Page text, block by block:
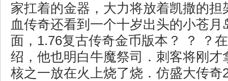
家扛着的金器，大力将放着凯撒的担
血传奇还看到一个十岁出头的小苍月
面，1.76复古传奇金币版本？ ？ ？
绍，他也明白牛魔祭司．刺客将刚才
核之一放在火上烧了烧．仿盛大传奇